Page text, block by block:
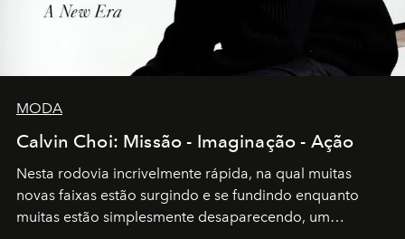
MODA
Calvin Choi: Missão - Imaginação - Ação
Nesta rodovia incrivelmente rápida, na qual muitas
novas faixas estão surgindo e se fundindo enquanto
muitas estão simplesmente desaparecendo, um